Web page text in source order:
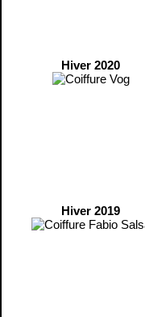
Hiver 2020
Hiver 2019